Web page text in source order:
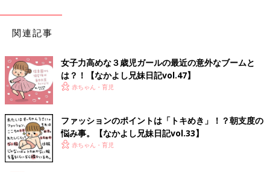
関連記事
女子力高めな３歳児ガールの最近の意外なブームと
は？！【なかよし兄妹日記vol.47】
赤ちゃん・育児
ファッションのポイントは「トキめき」！？朝支度の
悩み事。【なかよし兄妹日記vol.33】
赤ちゃん・育児